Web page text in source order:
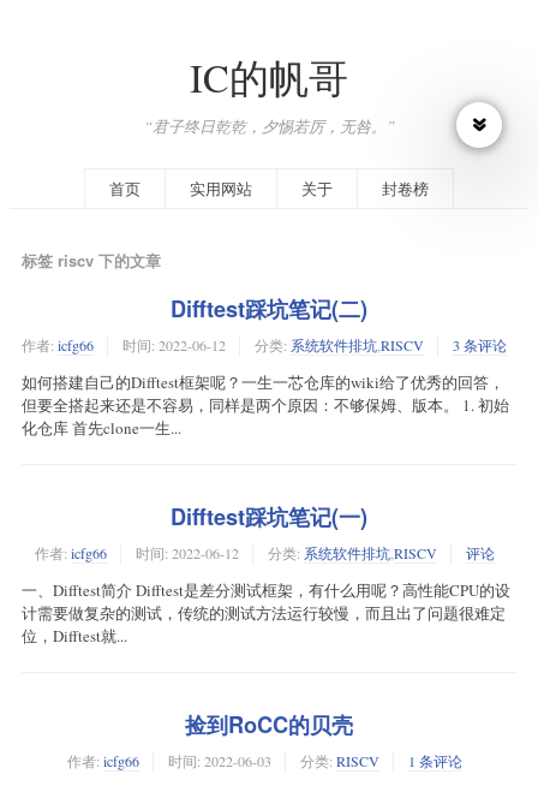
IC的帆哥
“君子终日乾乾，夕惕若厉，无咎。”
首页 实用网站 关于 封卷榜
标签 riscv 下的文章
Difftest踩坑笔记(二)
作者: icfg66 时间: 2022-06-12 分类: 系统软件排坑RISCV 3 条评论
如何搭建自己的Difftest框架呢？一生一芯仓库的wiki给了优秀的回答，
但要全搭起来还是不容易，同样是两个原因：不够保姆、版本。 1. 初始
化仓库 首先clone一生...
Difftest踩坑笔记(一)
作者: icfg66 时间: 2022-06-12 分类: 系统软件排坑,RISCV 评论
一、Difftest简介 Difftest是差分测试框架，有什么用呢？高性能CPU的设
计需要做复杂的测试，传统的测试方法运行较慢，而且出了问题很难定
位，Difftest就...
捡到RoCC的贝壳
作者: icfg66 时间: 2022-06-03 分类: RISCV 1 条评论